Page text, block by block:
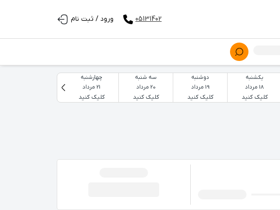
05131402 ورود / ثبت نام
یکشنبه
18 مرداد
کلیک کنید
دوشنبه
19 مرداد
کلیک کنید
سه شنبه
20 مرداد
کلیک کنید
چهارشنبه
21 مرداد
کلیک کنید